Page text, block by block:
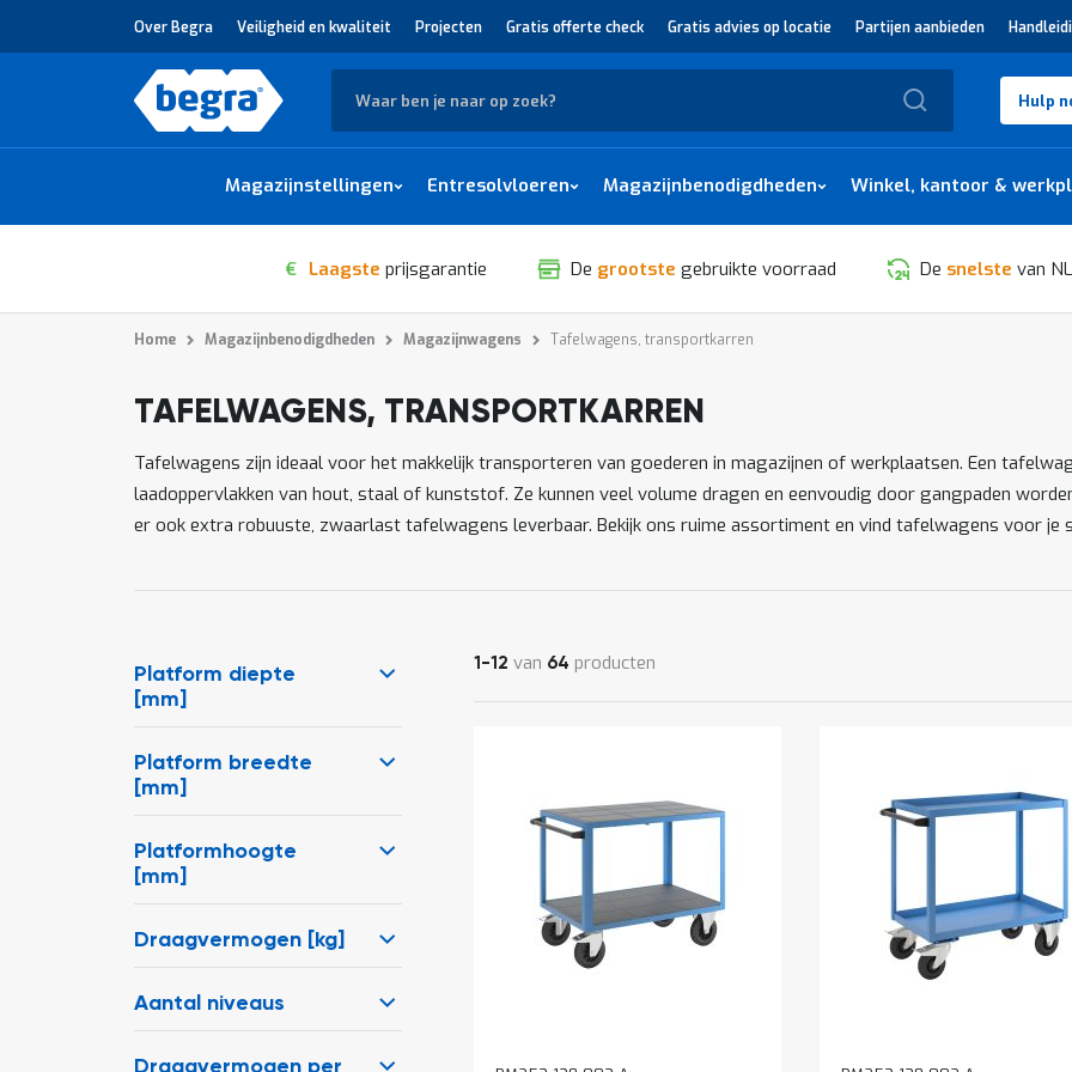
Over Begra Veiligheid en kwaliteit Projecten Gratis offerte check Gratis advies op locatie Partijen aanbieden
Zoek Hulp
Magazijnstellingen Entresolvloeren Magazijnbenodigdheden Winkel, kantoor &
€ Laagste prijsgarantie De grootste gebruikte voorraad De snelste van
Home Magazijnbenodigdheden Magazijnwagens Tafelwagens, transportkarren
TAFELWAGENS, TRANSPORTKARREN
Tafelwagens zijn ideaal voor het makkelijk transporteren van goederen in magazijnen of werkplaatsen. Een
laadoppervlakken van hout, staal of kunststof. Ze kunnen veel volume dragen en eenvoudig door gangpaden
er ook extra robuuste, zwaarlast tafelwagens leverbaar. Bekijk ons ruime assortiment en vind tafelwagens voor je
Platform diepte
[mm]
Platform breedte
[mm]
Platformhoogte
[mm]
Draagvermogen [kg]
Aantal niveaus
Draagvermogen per
1 -12 van 64 producten